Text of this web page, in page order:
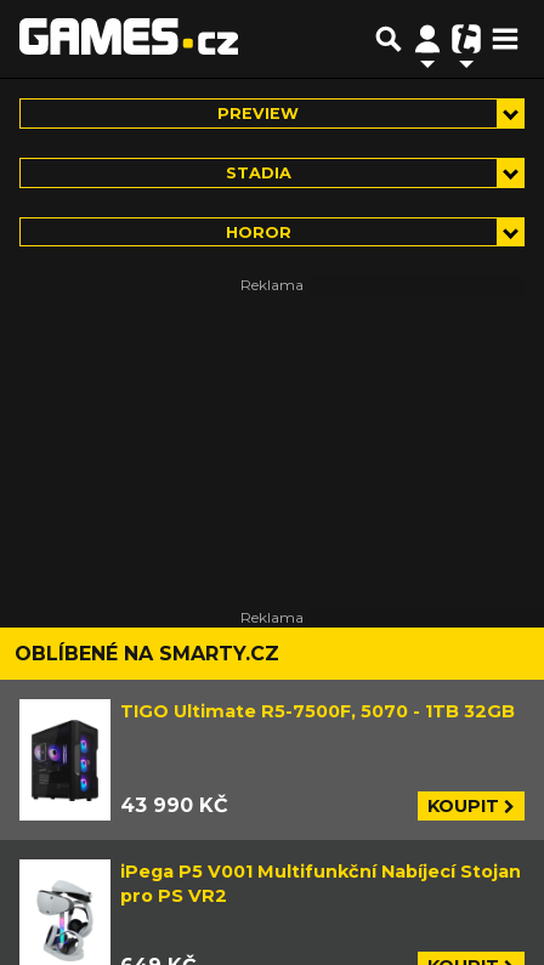
PREVIEW
STADIA
HOROR
OBLÍBENÉ NA SMARTY.CZ
TIGO Ultimate R5-7500F, 5070 - 1TB 32GB
43 990 KČ KOUPIT
iPega P5 V001 Multifunkční Nabíjecí Stojan
pro PS VR2